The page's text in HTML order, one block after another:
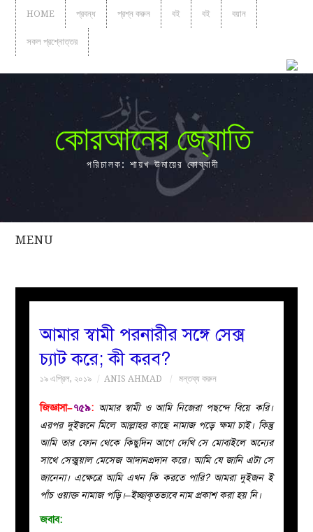
HOME প্রবন্ধ প্রশ্ন করুন বই বই বয়ান
সকল প্রশ্নোত্তর
কোরআনের জ্যোতি
পরিচালক: শায়খ উমায়ের কোব্বাদী
MENU
সকল
নারীদের
মজলিস
প্রশ্ন
আমার স্বামী পরনারীর সঙ্গে সেক্স
চ্যাট করে; কী করব?
১৯ এপ্রিল, ২০১৯ ANIS AHMAD মন্তব্য করুন
জিজ্ঞাসা–৭৫৯: আমার স্বামী ও আমি নিজেরা পছন্দে বিয়ে করি।
এরপর দুইজনে মিলে আল্লাহর কাছে নামাজ পড়ে ক্ষমা চাই। কিন্তু
আমি তার ফোন থেকে কিছুদিন আগে দেখি সে মোবাইলে অন্যের
সাথে সেক্সুয়াল মেসেজ আদানপ্রদান করে। আমি যে জানি এটা সে
জানেনা। এক্ষেত্রে আমি এখন কি করতে পারি? আমরা দুইজন ই
পাঁচ ওয়াক্ত নামাজ পড়ি।–ইচ্ছাকৃতভাবে নাম প্রকাশ করা হয় নি।
জবাব: